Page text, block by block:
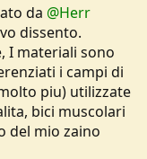
da @Herr
dissento.
I materiali sono
i campi di
piu) utilizzate
bici muscolari
del mio zaino